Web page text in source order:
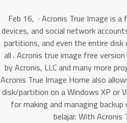
Feb 16, · Acronis True Image is
devices, and social network
partitions, and even the entire
all . Acronis true image free
by Acronis, LLC and many more
Acronis True Image Home also
disk/partition on a Windows XP or
for making and managing
belajar. With Acronis